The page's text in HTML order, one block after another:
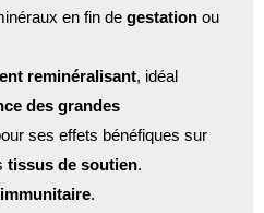
en fin de gestationou
reminéralisant, idéal
des grandes
ses effets bénéfiques sur
tissus de soutien.
.